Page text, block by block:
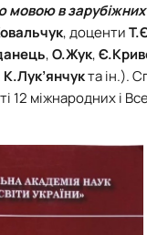
мовою в зарубіжних
, доценти
,О.Жук,
К.Лук’янчукта ін.).
12 міжнародних і